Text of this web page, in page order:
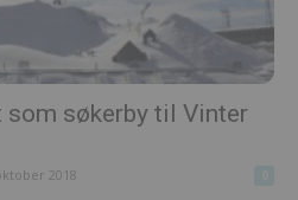
som søkerby til Vinter
2018